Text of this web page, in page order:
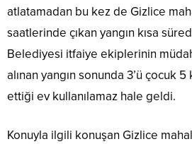
atlatamadan bu kez de Gizlice
saatlerinde çıkan yangın kısa
Belediyesi itfaiye ekiplerinin
alınan yangın sonunda 3’ü çocuk
ettiği ev kullanılamaz hale geldi.
Konuyla ilgili konuşan Gizlice